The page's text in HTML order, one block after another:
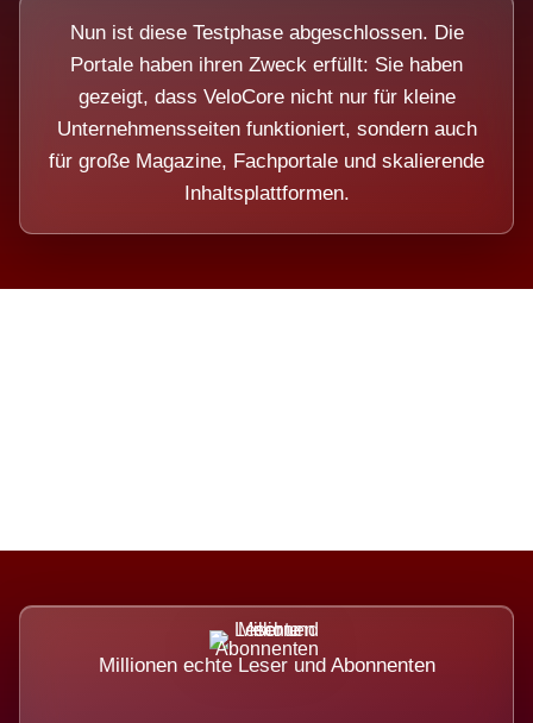
Nun ist diese Testphase abgeschlossen. Die
Portale haben ihren Zweck erfüllt: Sie haben
gezeigt, dass VeloCore nicht nur für kleine
Unternehmensseiten funktioniert, sondern auch
für große Magazine, Fachportale und skalierende
Inhaltsplattformen.
Millionen echte Leser und Abonnenten